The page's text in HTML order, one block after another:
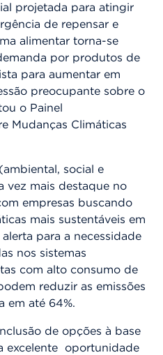
projetada para atingir
de repensar e
alimentar torna-se
por produtos de
para aumentar em
preocupante sobre o
o Painel
Mudanças Climáticas
social e
vez mais destaque no
empresas buscando
mais sustentáveis em
para a necessidade
nos sistemas
com alto consumo de
reduzir as emissões
em até 64%.
de opções à base
excelente oportunidade